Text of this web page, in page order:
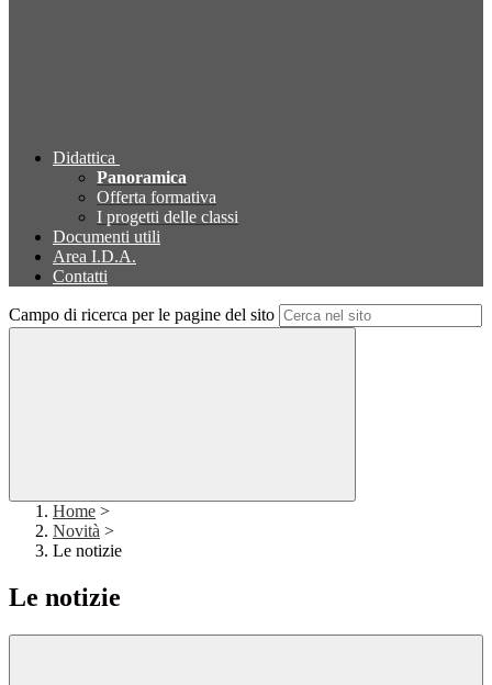
Didattica
Panoramica
Offerta formativa
I progetti delle classi
Documenti utili
Area I.D.A.
Contatti
Campo di ricerca per le pagine del sito
Home >
Novità >
Le notizie
Le notizie